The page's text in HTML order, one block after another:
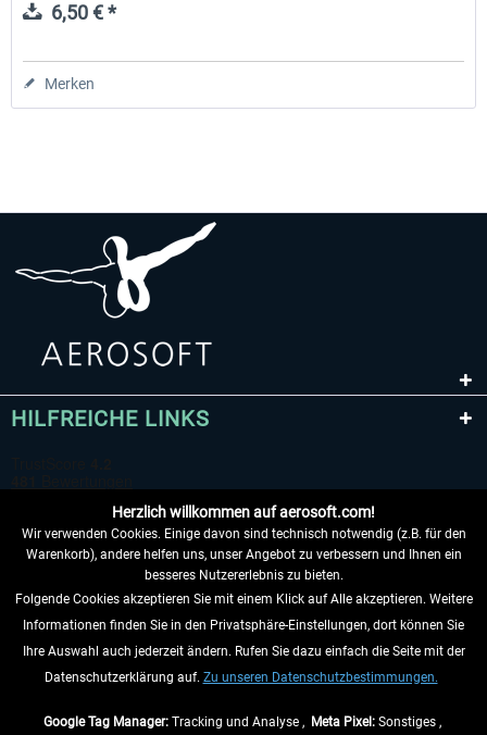
6,50 € *
Merken
HILFREICHE LINKS
VERTRAG WIDERRUFEN
INFORMATIONEN
Herzlich willkommen auf aerosoft.com!
Wir verwenden Cookies. Einige davon sind technisch notwendig (z.B. für den
Warenkorb), andere helfen uns, unser Angebot zu verbessern und Ihnen ein
besseres Nutzererlebnis zu bieten.
Folgende Cookies akzeptieren Sie mit einem Klick auf Alle akzeptieren. Weitere
Informationen finden Sie in den Privatsphäre-Einstellungen, dort können Sie
Ihre Auswahl auch jederzeit ändern. Rufen Sie dazu einfach die Seite mit der
Datenschutzerklärung auf. Zu unseren Datenschutzbestimmungen.
Google Tag Manager:Tracking und Analyse , Meta Pixel:Sonstiges ,